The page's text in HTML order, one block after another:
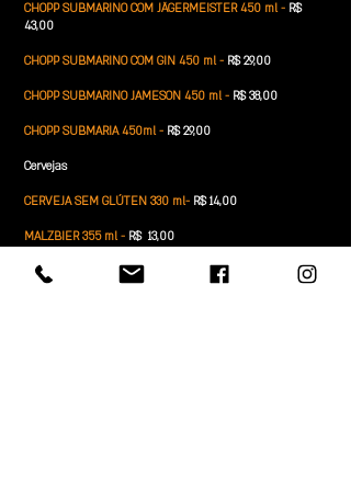
CHOPP SUBMARINO COM JÄGERMEISTER 450 ml - R$
43,00
CHOPP SUBMARINO COM GIN 450 ml - R$ 29,00
CHOPP SUBMARINO JAMESON 450 ml - R$ 38,00
CHOPP SUBMARIA 450ml - R$ 29,00
Cervejas
CERVEJA SEM GLÚTEN 330 ml- R$ 14,00
MALZBIER 355 ml - R$ 13,00